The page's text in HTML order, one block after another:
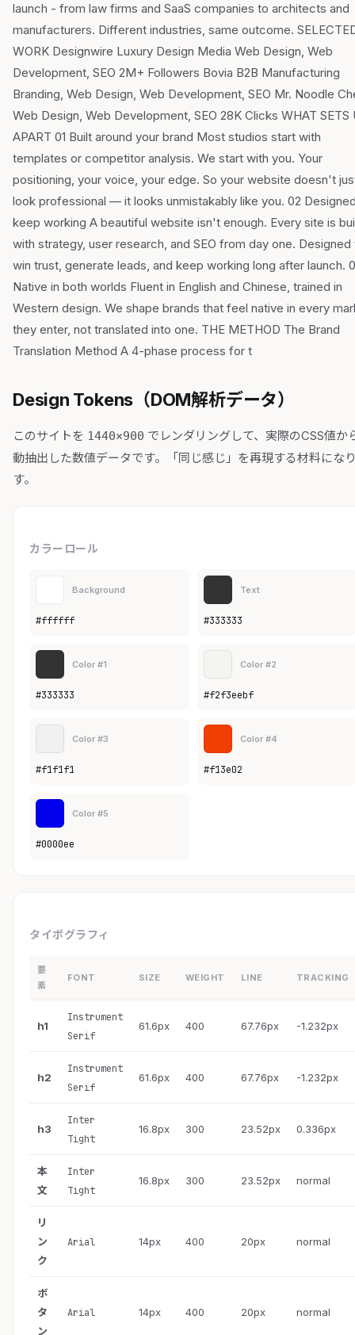
launch - from law firms and SaaS companies to architects and
manufacturers. Different industries, same outcome.
WORK Designwire Luxury Design Media Web Design, Web
Development, SEO 2M+ Followers Bovia B2B Manufacturing
Branding, Web Design, Web Development, SEO Mr. Noodle
Web Design, Web Development, SEO 28K Clicks WHAT SETS
APART 01 Built around your brand Most studios start with
templates or competitor analysis. We start with you. Your
positioning, your voice, your edge. So your website doesn't
look professional — it looks unmistakably like you. 02
keep working A beautiful website isn't enough. Every site is
with strategy, user research, and SEO from day one. Designed
win trust, generate leads, and keep working long after launch.
Native in both worlds Fluent in English and Chinese, trained in
Western design. We shape brands that feel native in every
they enter, not translated into one. THE METHOD The Brand
Translation Method A 4-phase process for t
Design Tokens（DOM解析データ）
このサイトを 1440×900 でレンダリングして、実際のCSS値か
動抽出した数値データです。「同じ感じ」を再現する材料にな
す。
カラーロール
Background
#ffffff
Text
#333333
Color #1
#333333
Color #2
#f2f3eebf
Color #3
#f1f1f1
Color #4
#f13e02
Color #5
#0000ee
タイポグラフィ
要
素
FONT SIZE WEIGHT LINE TRACKING
h1
Instrument
Serif
61.6px 400 67.76px -1.232px
h2
Instrument
Serif
61.6px 400 67.76px -1.232px
h3
Inter
Tight
16.8px 300 23.52px 0.336px
本
文
Inter
Tight
16.8px 300 23.52px normal
リ
ン
ク
Arial 14px 400 20px normal
ボ
タ
ン
Arial 14px 400 20px normal